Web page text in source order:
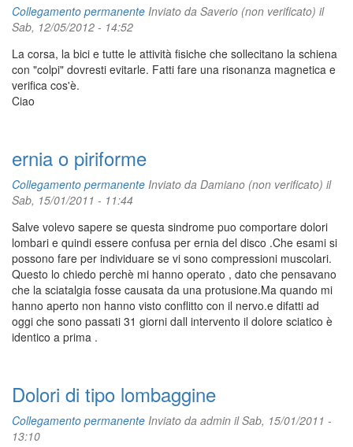
Collegamento permanente Inviato da Saverio (non verificato) il
Sab, 12/05/2012 - 14:52
La corsa, la bici e tutte le attività fisiche che sollecitano la schiena
con "colpi" dovresti evitarle. Fatti fare una risonanza magnetica e
verifica cos'è.
Ciao
ernia o piriforme
Collegamento permanente Inviato da Damiano (non verificato) il
Sab, 15/01/2011 - 11:44
Salve volevo sapere se questa sindrome puo comportare dolori
lombari e quindi essere confusa per ernia del disco .Che esami si
possono fare per individuare se vi sono compressioni muscolari.
Questo lo chiedo perchè mi hanno operato , dato che pensavano
che la sciatalgia fosse causata da una protusione.Ma quando mi
hanno aperto non hanno visto conflitto con il nervo.e difatti ad
oggi che sono passati 31 giorni dall intervento il dolore sciatico è
identico a prima .
Dolori di tipo lombaggine
Collegamento permanente Inviato da admin il Sab, 15/01/2011 -
13:10